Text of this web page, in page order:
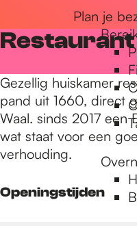
Plan je
Gezellig huiskamer
pand uit 1660, direct
Waal. sinds 2017 een
wat staat voor een
verhouding.
Openingstijden